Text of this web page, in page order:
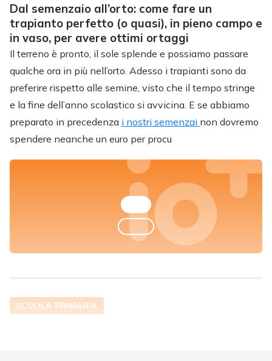
Dal semenzaio all’orto: come fare un
trapianto perfetto (o quasi), in pieno campo e
in vaso, per avere ottimi ortaggi
Il terreno è pronto, il sole splende e possiamo passare
qualche ora in più nell’orto. Adesso i trapianti sono da
preferire rispetto alle semine, visto che il tempo stringe
e la fine dell’anno scolastico si avvicina. E se abbiamo
preparato in precedenza i nostri semenzai non dovremo
spendere neanche un euro per procu
SCUOLA PRIMARIA